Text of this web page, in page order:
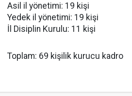
Asil il yönetimi: 19 kişi
Yedek il yönetimi: 19 kişi
İl Disiplin Kurulu: 11 kişi
Toplam: 69 kişilik kurucu kadro